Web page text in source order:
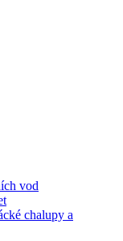
vod
chalupy a